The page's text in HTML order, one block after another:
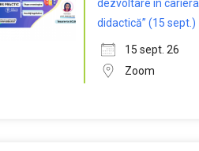
dezvoltare în cariera
didactică” (15 sept.)
15 sept. 26
Zoom